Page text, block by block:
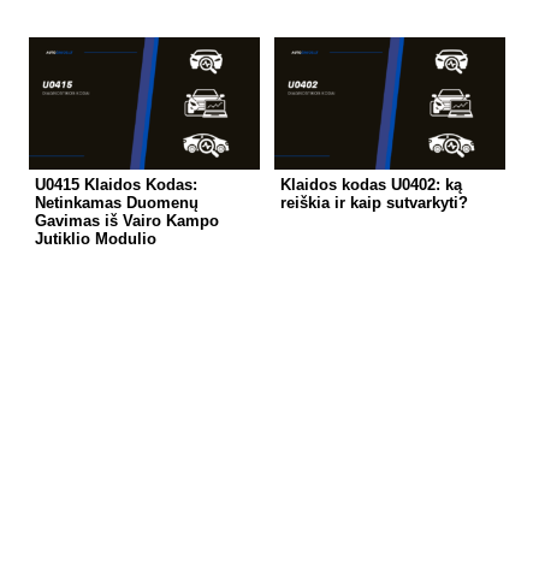
U0415 Klaidos Kodas:
Netinkamas Duomenų
Gavimas iš Vairo Kampo
Jutiklio Modulio
Klaidos kodas U0402: ką
reiškia ir kaip sutvarkyti?